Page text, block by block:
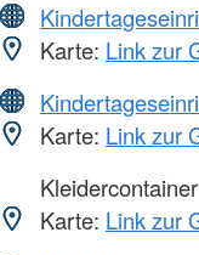
Karte: Link zur
Karte: Link zur
Kleidercontainer
Karte: Link zur